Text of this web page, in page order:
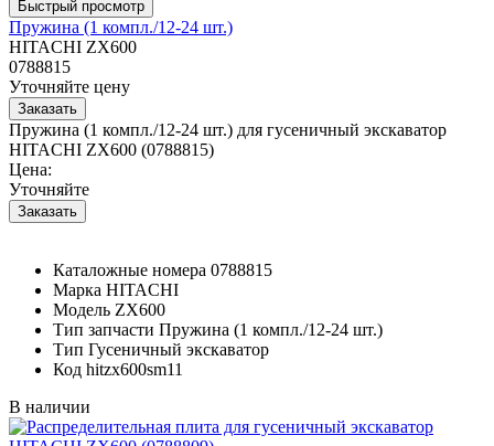
Пружина (1 компл./12-24 шт.)
HITACHI ZX600
0788815
Уточняйте цену
Пружина (1 компл./12-24 шт.) для гусеничный экскаватор
HITACHI ZX600 (0788815)
Цена:
Уточняйте
Каталожные номера 0788815
Марка HITACHI
Модель ZX600
Тип запчасти Пружина (1 компл./12-24 шт.)
Тип Гусеничный экскаватор
Код hitzx600sm11
В наличии